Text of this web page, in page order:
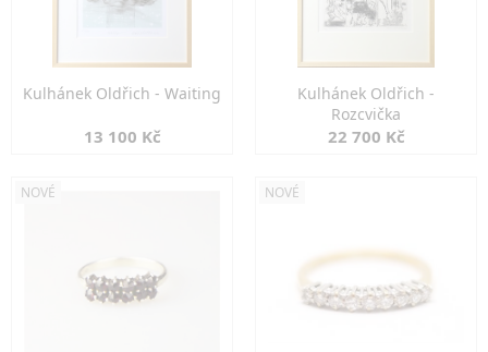
Kulhánek Oldřich - Waiting
13 100 Kč
Kulhánek Oldřich -
Rozcvička
22 700 Kč
NOVÉ NOVÉ